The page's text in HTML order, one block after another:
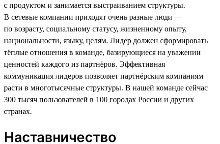
с продуктом и занимается выстраиванием структуры.
В сетевые компании приходят очень разные люди —
по возрасту, социальному статусу, жизненному опыту,
национальности, языку, целям. Лидер должен сформировать
тёплые отношения в команде, базирующиеся на уважении
ценностей каждого из партнёров. Эффективная
коммуникация лидеров позволяет партнёрским компаниям
расти в многотысячные структуры. В нашей команде сейчас
300 тысяч пользователей в 100 городах России и других
странах.
Наставничество